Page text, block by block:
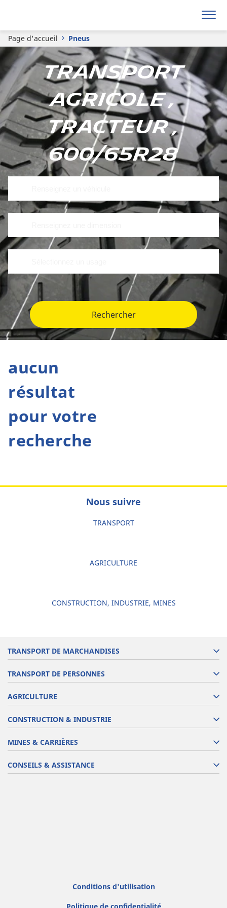
Page d'accueil Pneus
Transport
Agricole ,
Tracteur ,
600/65R28
Rechercher
aucun
résultat
pour votre
recherche
Nous suivre
TRANSPORT
AGRICULTURE
CONSTRUCTION, INDUSTRIE, MINES
TRANSPORT DE MARCHANDISES
TRANSPORT DE PERSONNES
AGRICULTURE
CONSTRUCTION & INDUSTRIE
MINES & CARRIÈRES
CONSEILS & ASSISTANCE
Conditions d'utilisation